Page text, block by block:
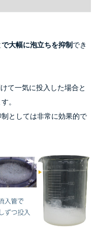
大幅に泡立ちを抑制でき
。
としては非常に効果的で